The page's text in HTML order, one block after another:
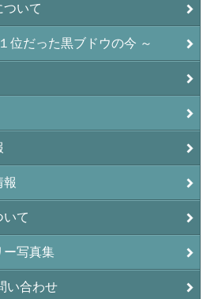
ついて
位だった黒ブドウの今 ～
報
いて
ー写真集
い合わせ